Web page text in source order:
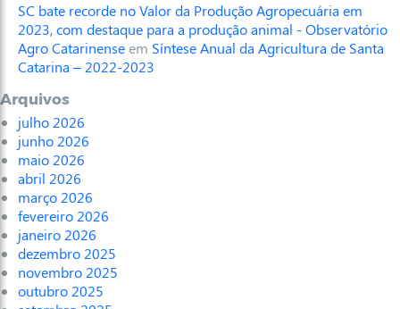
SC bate recorde no Valor da Produção Agropecuária em
2023, com destaque para a produção animal - Observatório
Agro Catarinenseem Síntese Anual da Agricultura de Santa
Catarina – 2022-2023
Arquivos
julho 2026
junho 2026
maio 2026
abril 2026
março 2026
fevereiro 2026
janeiro 2026
dezembro 2025
novembro 2025
outubro 2025